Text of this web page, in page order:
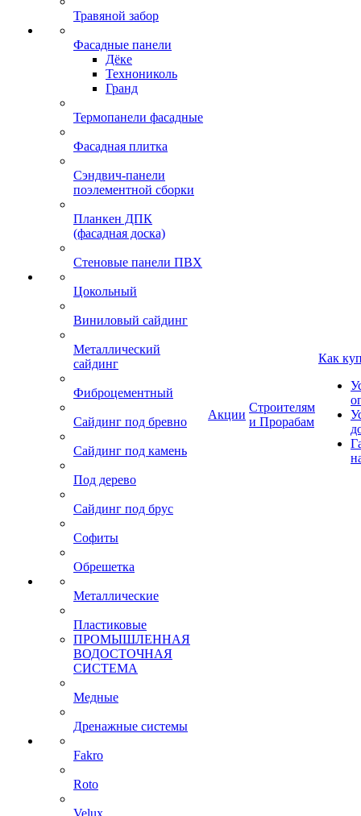
Травяной забор
Фасадные панели
Дёке
Технониколь
Гранд
Термопанели фасадные
Фасадная плитка
Сэндвич-панели
поэлементной сборки
Планкен ДПК
(фасадная доска)
Стеновые панели ПВХ
Цокольный
Виниловый сайдинг
Металлический
сайдинг
Фиброцементный
Сайдинг под бревно
Сайдинг под камень
Под дерево
Сайдинг под брус
Софиты
Обрешетка
Металлические
Пластиковые
ПРОМЫШЛЕННАЯ
ВОДОСТОЧНАЯ
СИСТЕМА
Медные
Дренажные системы
Fakro
Roto
Velux
Акции
Строителям
и Прорабам
Как